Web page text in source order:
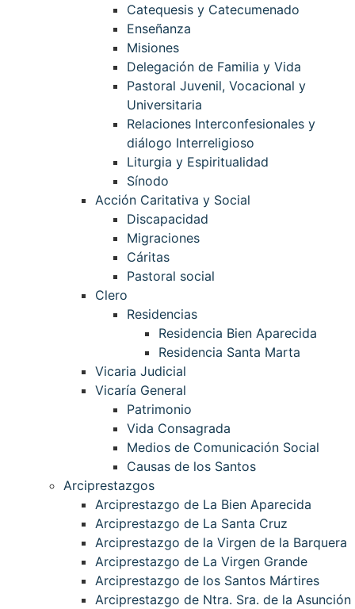
Catequesis y Catecumenado
Enseñanza
Misiones
Delegación de Familia y Vida
Pastoral Juvenil, Vocacional y
Universitaria
Relaciones Interconfesionales y
diálogo Interreligioso
Liturgia y Espiritualidad
Sínodo
Acción Caritativa y Social
Discapacidad
Migraciones
Cáritas
Pastoral social
Clero
Residencias
Residencia Bien Aparecida
Residencia Santa Marta
Vicaria Judicial
Vicaría General
Patrimonio
Vida Consagrada
Medios de Comunicación Social
Causas de los Santos
Arciprestazgos
Arciprestazgo de La Bien Aparecida
Arciprestazgo de La Santa Cruz
Arciprestazgo de la Virgen de la Barquera
Arciprestazgo de La Virgen Grande
Arciprestazgo de los Santos Mártires
Arciprestazgo de Ntra. Sra. de la Asunción